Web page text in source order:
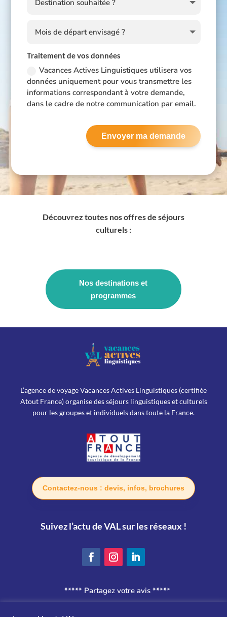
Traitement de vos données
Vacances Actives Linguistiques utilisera vos
données uniquement pour vous transmettre les
informations correspondant à votre demande,
dans le cadre de notre communication par email.
Envoyer ma demande
Découvrez toutes nos offres de séjours
culturels :
Nos destinations et
programmes
L’agence de voyage Vacances Actives Linguistiques (certifiée
Atout France) organise des séjours linguistiques et culturels
pour les groupes et individuels dans toute la France.
Contactez-nous : devis, infos, brochures
Suivez l’actu de VAL sur les réseaux !
***** Partagez votre avis *****